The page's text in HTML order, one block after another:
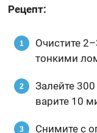
Рецепт:
Очистите
тонкими
Залейте
варите 10
Снимите с